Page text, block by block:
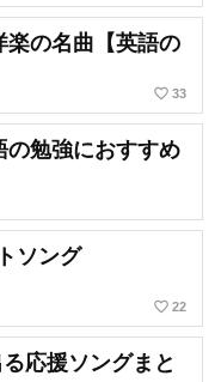
楽の名曲【英語の
favorite_border 33
の勉強におすすめ
ソング
favorite_border 22
応援ソングまと